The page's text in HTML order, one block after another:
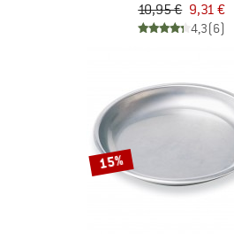
10,95 € 9,31 €
4,3(6)
15%